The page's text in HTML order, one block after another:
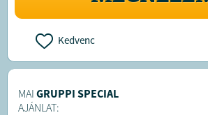
Kedvenc
MAI GRUPPI SPECIAL
AJÁNLAT: